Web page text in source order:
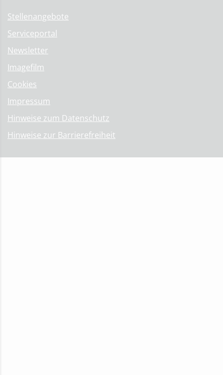
Stellenangebote
Serviceportal
Newsletter
Imagefilm
Cookies
Impressum
Hinweise zum Datenschutz
Hinweise zur Barrierefreiheit